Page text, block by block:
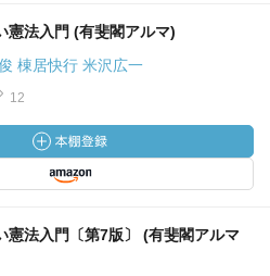
憲法入門 (有斐閣アルマ)
棟居快行 米沢広一
12
憲法入門〔第7版〕 (有斐閣アルマ